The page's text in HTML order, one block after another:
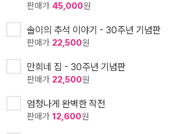
판매가 45,000원
솔이의 추석 이야기 - 30주년 기념판
판매가 22,500원
만희네 집 - 30주년 기념판
판매가 22,500원
엄청나게 완벽한 작전
판매가 12,600원